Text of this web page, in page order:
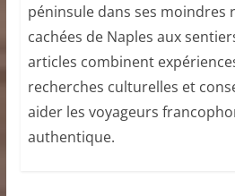
péninsule dans ses
cachées de Naples aux
articles combinent
recherches culturelles et
aider les voyageurs
authentique.